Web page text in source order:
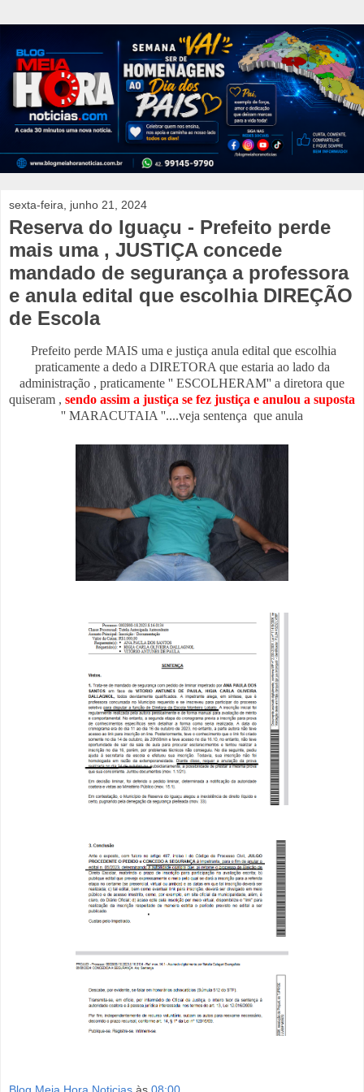
sexta-feira, junho 21, 2024
Reserva do Iguaçu - Prefeito perde
mais uma , JUSTIÇA concede
mandado de segurança a professora
e anula edital que escolhia DIREÇÃO
de Escola
Prefeito perde MAIS uma e justiça anula edital que escolhia
praticamente a dedo a DIRETORA que estaria ao lado da
administração , praticamente '' ESCOLHERAM'' a diretora que
quiseram , sendo assim a justiça se fez justiça e anulou a suposta
'' MARACUTAIA ''....veja sentença que anula